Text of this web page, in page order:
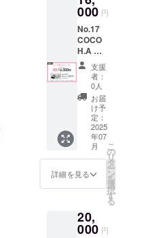
CANAI
舗での
み利用
できる
製作券
になり
ます。
お間違
えのな
いよう
にご注
意くだ
さい。
状況や
予約数
作にお
時間が
じとな
りま
す）
【備
考】 ・
製作券
の利用
方法に
ついて
は、サ
ンクス
メール
にて詳
細をお
送りし
ます。
阪
IRIS」
チェー
ン片耳
付き
(20,000
円相当)
※初回
のみ・
有効期
間1年
※補聴
器カ
バーは
店舗に
てデザ
イン決
定 ・サ
に関わ
らず内
000 円
No.17
COCO
H.A 製
作券
沖縄
She's
nail
【リ
ターン
詳細】
COCO
H.A 製
作券
片耳/ワ
ンカ
チェー
ン片耳
支援
者：
0人
お届
け予
定：
2025
年07
月
詳細を見る
こ
の
リ
タ
ー
ン
を
選
択
す
る
20,
000 円